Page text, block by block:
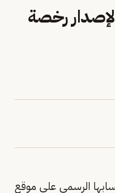
7 شروط لإصدار رخصة
الرسمي على موقع